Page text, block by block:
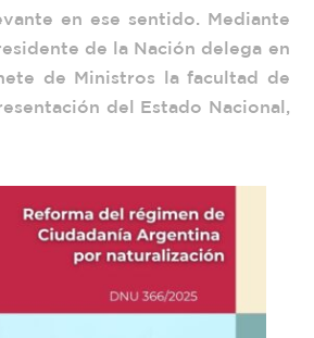
en ese sentido. Mediante
de la Nación delega en
de Ministros la facultad de
del Estado Nacional,